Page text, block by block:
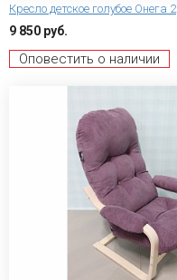
Кресло детское голубое Онега 2
9 850 руб.
Оповестить о наличии